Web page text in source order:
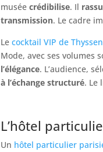
muséecrédibilise. Il
transmission. Le cadre
Lecocktail VIP de
Mode, avec ses volumes
l’élégance. L’audience,
à l’échange structuré. Le
L’hôtel
Un hôtel particulier